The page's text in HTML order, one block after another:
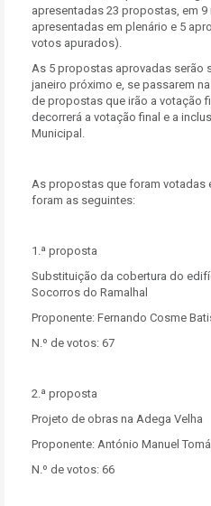
apresentadas 23 propostas, em
apresentadas em plenário e 5
votos apurados).
As 5 propostas aprovadas serão
janeiro próximo e, se passarem
de propostas que irão a votação
decorrerá a votação final e a
Municipal.
As propostas que foram votadas
foram as seguintes:
1.ª proposta
Substituição da cobertura do
Socorros do Ramalhal
Proponente: Fernando Cosme
N.º de votos: 67
2.ª proposta
Projeto de obras na Adega Velha
Proponente: António Manuel
N.º de votos: 66